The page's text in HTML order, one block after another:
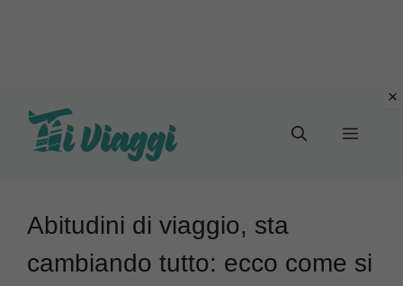
Menu
Abitudini di viaggio, sta
cambiando tutto: ecco come si